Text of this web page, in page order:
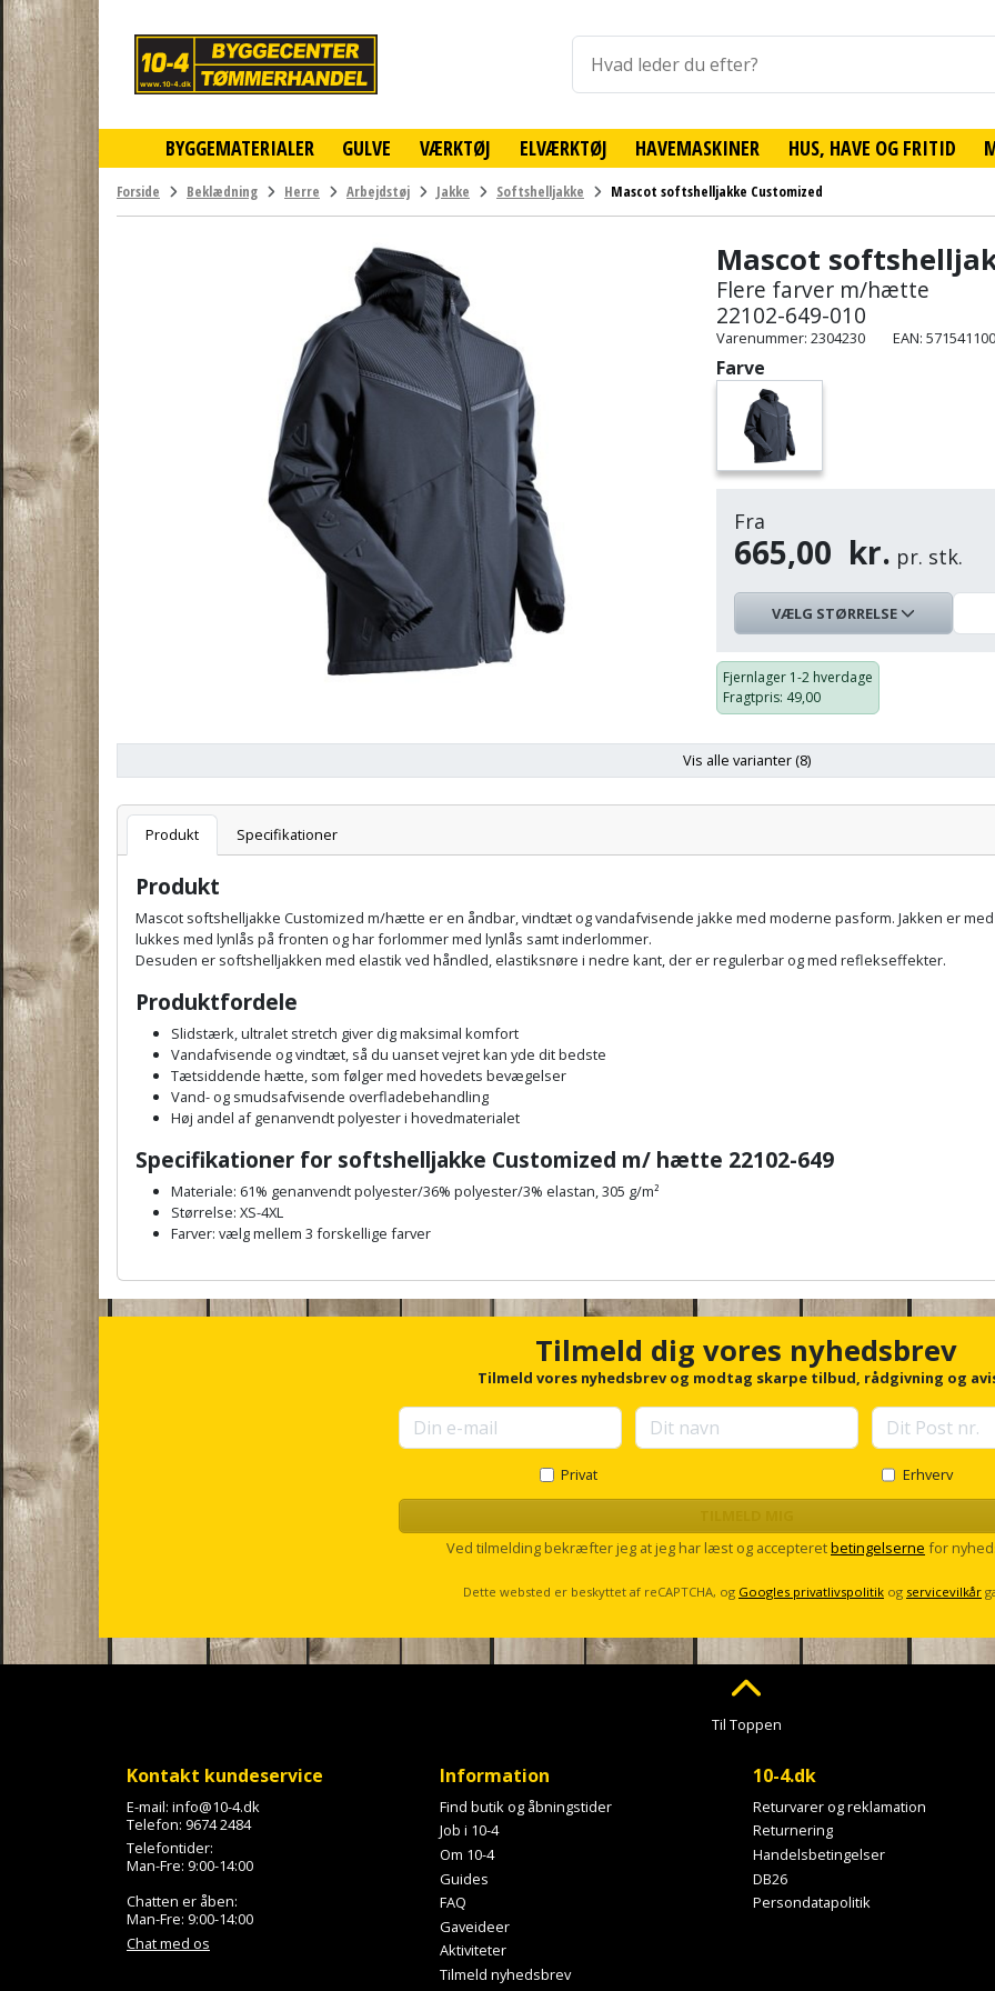
BYGGEMATERIALER GULVE VÆRKTØJ ELVÆRKTØJ HAVEMASKINER HUS, HAVE OG FRITID
online
byggemarked
og
tømmerhandel
-
og
byg
Forside Beklædning Herre Arbejdstøj Jakke Softshelljakke Mascot softshelljakke Customized
Mascot
Flere farver m/hætte
22102-649-010
Varenummer: 2304230 EAN:
Farve
Fra
665,00 kr. pr. stk.
VÆLG STØRRELSE
lager:
XS Mørk Marine
665,00 kr.
M Mørk Marine
665,00 kr.
3XL Mørk Marine
4XL Mørk Marine
974,00 kr.
Fjernlager 1-2 hverdage
Fragtpris: 49,00
Vis alle varianter (8)
Varenummer Tøj Farve: Størrelse:
Produkt
Specifikationer
Produkt
Mascot softshelljakke Customized m/hætte er en åndbar, vindtæt og vandafvisende jakke med moderne pasform. Jakken er
lukkes med lynlås på fronten og har forlommer med lynlås samt inderlommer.
Desuden er softshelljakken med elastik ved håndled, elastiksnøre i nedre kant, der er regulerbar og med reflekseffekter.
Produktfordele
Slidstærk, ultralet stretch giver dig maksimal komfort
Vandafvisende og vindtæt, så du uanset vejret kan yde dit bedste
Tætsiddende hætte, som følger med hovedets bevægelser
Vand- og smudsafvisende overfladebehandling
Høj andel af genanvendt polyester i hovedmaterialet
Specifikationer for softshelljakke Customized m/ hætte 22102-649
Materiale: 61% genanvendt polyester/36% polyester/3% elastan, 305 g/m²
Størrelse: XS-4XL
Farver: vælg mellem 3 forskellige farver
c
Tilmeld dig vores nyhedsbrev
Tilmeld vores nyhedsbrev og modtag skarpe tilbud, rådgivning og
Privat Erhverv
Ved tilmelding bekræfter jeg at jeg har læst og accepteretbetingelserne for
Dette websted er beskyttet af reCAPTCHA, og Googles privatlivspolitik og servicevilkår
Til Toppen
Kontakt kundeservice
E-mail: info@10-4.dk
Telefon: 9674 2484
Telefontider:
Man-Fre: 9:00-14:00
Chatten er åben:
Man-Fre: 9:00-14:00
Chat med os
Information
Find butik og åbningstider
Job i 10-4
Om 10-4
Guides
FAQ
Gaveideer
Aktiviteter
Tilmeld nyhedsbrev
10-4.dk
Returvarer og reklamation
Returnering
Handelsbetingelser
DB26
Persondatapolitik